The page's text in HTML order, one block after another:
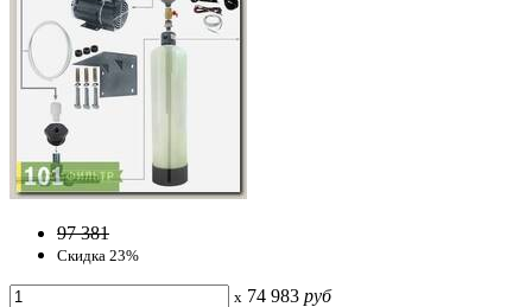
97 381
Скидка 23%
x 74 983 руб